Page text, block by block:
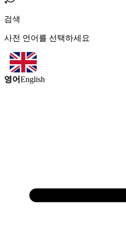
검색
사전 언어를 선택하세요
영어English